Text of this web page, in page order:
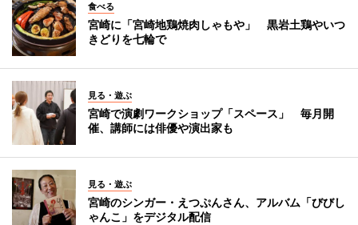
食べる
宮崎に「宮崎地鶏焼肉しゃもや」 黒岩土鶏やいつ
きどりを七輪で
見る・遊ぶ
宮崎で演劇ワークショップ「スペース」 毎月開
催、講師には俳優や演出家も
見る・遊ぶ
宮崎のシンガー・えつぷんさん、アルバム「びびし
ゃんこ」をデジタル配信